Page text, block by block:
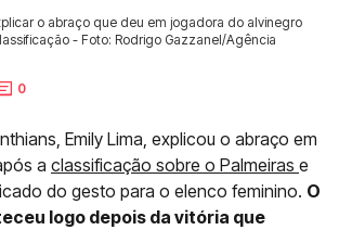
o abraço que deu em jogadora do alvinegro
- Foto: Rodrigo Gazzanel/Agência
0
Emily Lima, explicou o abraço em
a classificação sobre o Palmeiras e
do gesto para o elenco feminino. O
logo depois da vitória que